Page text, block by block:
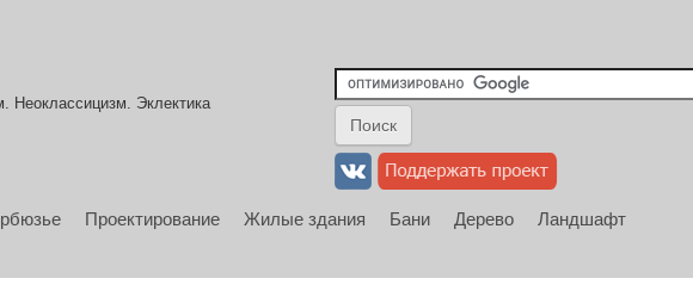
Неоклассицизм. Эклектика
Проектирование Жилые здания Бани Дерево
Ландшафт